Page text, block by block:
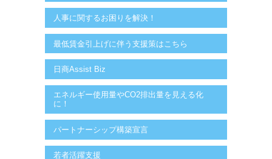
人事に関するお困りを解決！
最低賃金引上げに伴う支援策はこちら
日商Assist Biz
エネルギー使用量やCO2排出量を見える化
に！
パートナーシップ構築宣言
若者活躍支援